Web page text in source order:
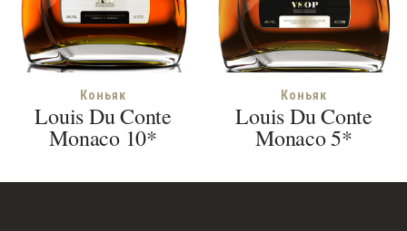
Коньяк
Louis Du Conte
Monaco 10*
Коньяк
Louis Du Conte
Monaco 5*